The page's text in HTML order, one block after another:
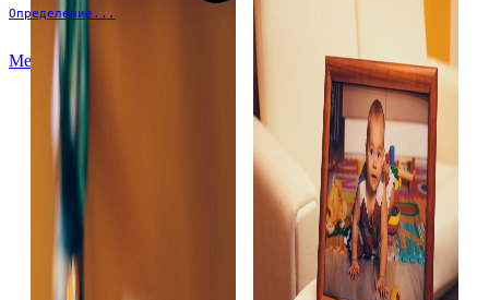
Определение...
Меню